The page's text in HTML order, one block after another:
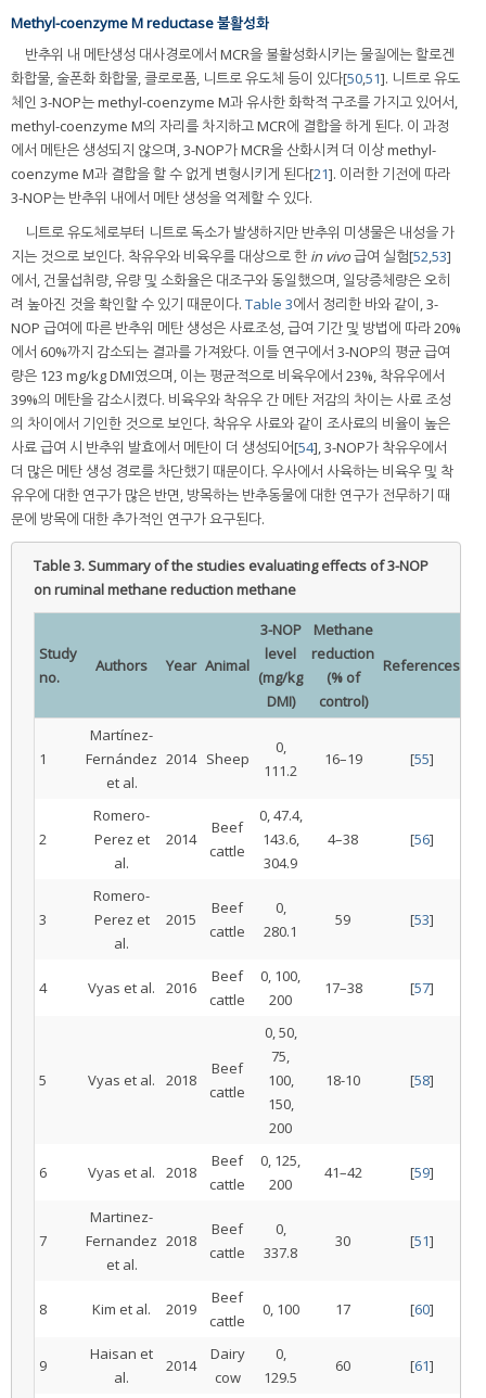
Methyl-coenzyme M reductase 불활성화
반추위 내 메탄생성 대사경로에서 MCR을 불활성화시키는 물질에는 할로겐
화합물, 술폰화 화합물, 클로로폼, 니트로 유도체 등이 있다[50,51]. 니트로 유도
체인 3-NOP는 methyl-coenzyme M과 유사한 화학적 구조를 가지고 있어서,
methyl-coenzyme M의 자리를 차지하고 MCR에 결합을 하게 된다. 이 과정
에서 메탄은 생성되지 않으며, 3-NOP가 MCR을 산화시켜 더 이상 methyl-
coenzyme M과 결합을 할 수 없게 변형시키게 된다[21]. 이러한 기전에 따라
3-NOP는 반추위 내에서 메탄 생성을 억제할 수 있다.
니트로 유도체로부터 니트로 독소가 발생하지만 반추위 미생물은 내성을 가
지는 것으로 보인다. 착유우와 비육우를 대상으로 한 in vivo급여 실험[52,53]
에서, 건물섭취량, 유량 및 소화율은 대조구와 동일했으며, 일당증체량은 오히
려 높아진 것을 확인할 수 있기 때문이다. Table 3에서 정리한 바와 같이, 3-
NOP 급여에 따른 반추위 메탄 생성은 사료조성, 급여 기간 및 방법에 따라 20%
에서 60%까지 감소되는 결과를 가져왔다. 이들 연구에서 3-NOP의 평균 급여
량은 123 mg/kg DMI였으며, 이는 평균적으로 비육우에서 23%, 착유우에서
39%의 메탄을 감소시켰다. 비육우와 착유우 간 메탄 저감의 차이는 사료 조성
의 차이에서 기인한 것으로 보인다. 착유우 사료와 같이 조사료의 비율이 높은
사료 급여 시 반추위 발효에서 메탄이 더 생성되어[54], 3-NOP가 착유우에서
더 많은 메탄 생성 경로를 차단했기 때문이다. 우사에서 사육하는 비육우 및 착
유우에 대한 연구가 많은 반면, 방목하는 반추동물에 대한 연구가 전무하기 때
문에 방목에 대한 추가적인 연구가 요구된다.
Table 3.Summary of the studies evaluating effects of 3-NOP
on ruminal methane reduction methane
Study
no.
Authors Year Animal
3-NOP
level
(mg/kg
DMI)
Methane
reduction
(% of
control)
References
1
Martínez-
Fernández
et al.
2014 Sheep
0,
111.2
16–19 [55]
2
Romero-
Perez et
al.
2014
Beef
cattle
0, 47.4,
143.6,
304.9
4–38 [56]
3
Romero-
Perez et
al.
2015
Beef
cattle
0,
280.1
59 [53]
4 Vyas et al. 2016
Beef
cattle
0, 100,
200
17–38 [57]
5 Vyas et al. 2018
Beef
cattle
0, 50,
75,
100,
150,
200
18-10 [58]
6 Vyas et al. 2018
Beef
cattle
0, 125,
200
41–42 [59]
7
Martinez-
Fernandez
et al.
2018
Beef
cattle
0,
337.8
30 [51]
8 Kim et al. 2019
Beef
cattle
0, 100 17 [60]
9
Haisan et
al.
2014
Dairy
cow
0,
129.5
60 [61]